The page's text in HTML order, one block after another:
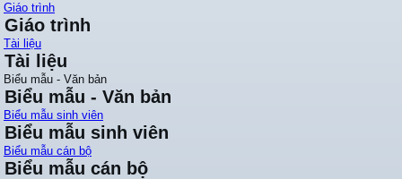
Giáo trình
Giáo trình
Tài liệu
Tài liệu
Biểu mẫu - Văn bản
Biểu mẫu - Văn bản
Biểu mẫu sinh viên
Biểu mẫu sinh viên
Biểu mẫu cán bộ
Biểu mẫu cán bộ